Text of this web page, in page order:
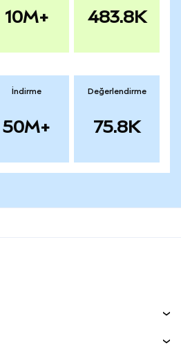
10M+ 483.8K
İndirme
50M+
Değerlendirme
75.8K